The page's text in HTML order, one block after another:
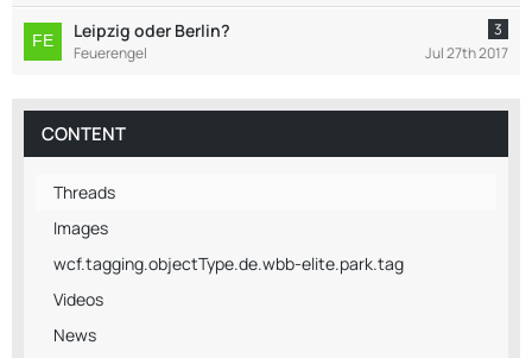
Leipzig oder Berlin?
3
Feuerengel
Jul 27th 2017
CONTENT
Threads
Images
wcf.tagging.objectType.de.wbb-elite.park.tag
Videos
News